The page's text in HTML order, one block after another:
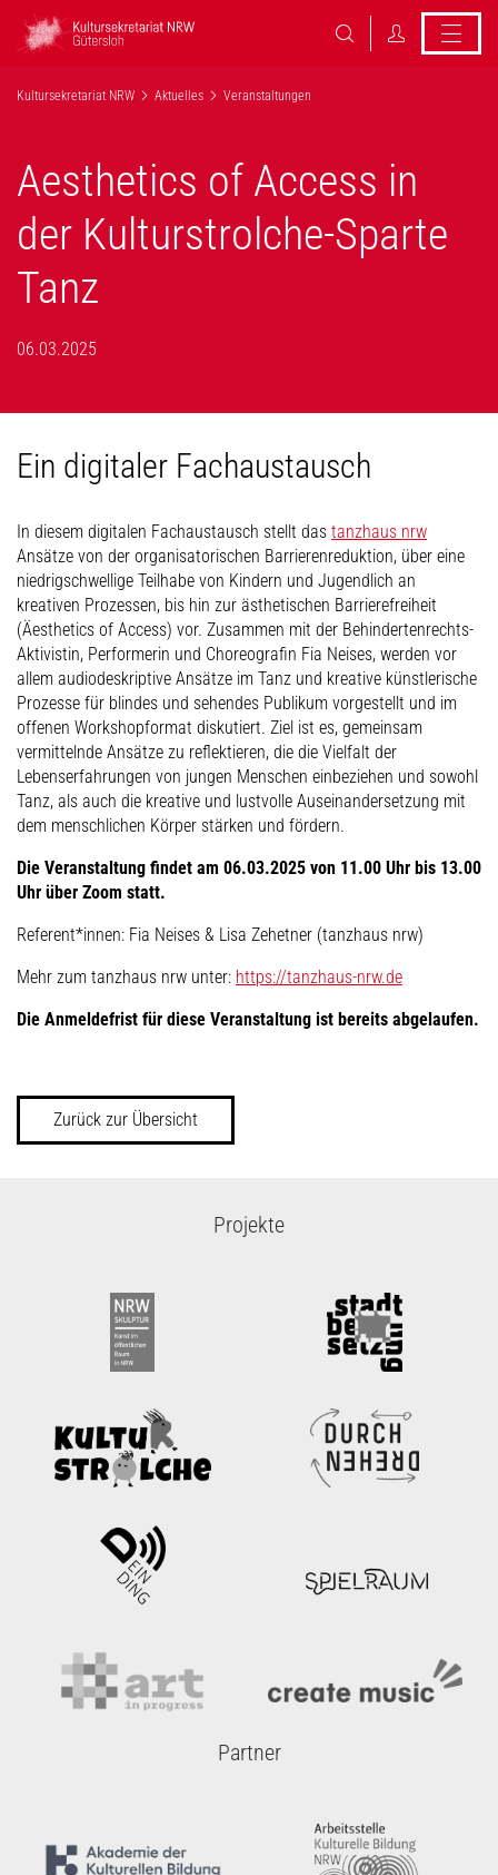
Kultursekretariat NRW Aktuelles Veranstaltungen
Aesthetics of Access in
der Kulturstrolche-Sparte
Tanz
06.03.2025
Ein digitaler Fachaustausch
In diesem digitalen Fachaustausch stellt das tanzhaus nrw
Ansätze von der organisatorischen Barrierenreduktion, über eine
niedrigschwellige Teilhabe von Kindern und Jugendlich an
kreativen Prozessen, bis hin zur ästhetischen Barrierefreiheit
(Äesthetics of Access) vor. Zusammen mit der Behindertenrechts-
Aktivistin, Performerin und Choreografin Fia Neises, werden vor
allem audiodeskriptive Ansätze im Tanz und kreative künstlerische
Prozesse für blindes und sehendes Publikum vorgestellt und im
offenen Workshopformat diskutiert. Ziel ist es, gemeinsam
vermittelnde Ansätze zu reflektieren, die die Vielfalt der
Lebenserfahrungen von jungen Menschen einbeziehen und sowohl
Tanz, als auch die kreative und lustvolle Auseinandersetzung mit
dem menschlichen Körper stärken und fördern.
Die Veranstaltung findet am 06.03.2025 von 11.00 Uhr bis 13.00
Uhr über Zoom statt.
Referent*innen: Fia Neises & Lisa Zehetner (tanzhaus nrw)
Mehr zum tanzhaus nrw unter: https://tanzhaus-nrw.de
Die Anmeldefrist für diese Veranstaltung ist bereits abgelaufen.
Zurück zur Übersicht
Projekte
Partner